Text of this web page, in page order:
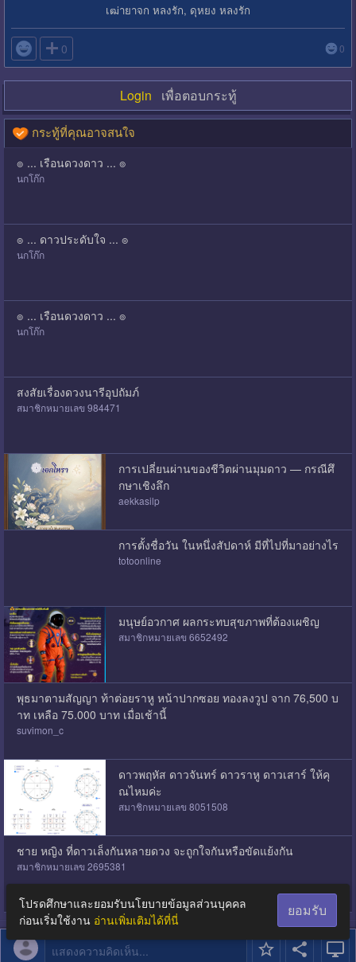
เฒ่ายาจก หลงรัก, ดุหยง หลงรัก
 0 0
Login เพื่อตอบกระทู้
แสดงความคิดเห็น...
กระทู้ที่คุณอาจสนใจ
๏ ... เรือนดวงดาว ... ๏
นกโก๊ก
๏ ... ดาวประดับใจ ... ๏
นกโก๊ก
๏ ... เรือนดวงดาว ... ๏
นกโก๊ก
สงสัยเรื่องดวงนารีอุปถัมภ์
สมาชิกหมายเลข 984471
การเปลี่ยนผ่านของชีวิตผ่านมุมดาว — กรณีศึ
กษาเชิงลึก
aekkasilp
การตั้งชื่อวัน ในหนึ่งสัปดาห์ มีที่ไปที่มาอย่างไร
totoonline
มนุษย์อวกาศ ผลกระทบสุขภาพที่ต้องเผชิญ
สมาชิกหมายเลข 6652492
พุธมาตามสัญญา ท้าต่อยราหู หน้าปากซอย ทองลงวูป จาก 76,500 บ
าท เหลือ 75.000 บาท เมื่อเช้านี้
suvimon_c
ดาวพฤหัส ดาวจันทร์ ดาวราหู ดาวเสาร์ ให้คุ
ณไหมค่ะ
สมาชิกหมายเลข 8051508
ชาย หญิง ที่ดาวเล็งกันหลายดวง จะถูกใจกันหรือขัดแย้งกัน
สมาชิกหมายเลข 2695381
โปรดศึกษาและยอมรับนโยบายข้อมูลส่วนบุคคล
ก่อนเริ่มใช้งาน อ่านเพิ่มเติมได้ที่นี่
ยอมรับ